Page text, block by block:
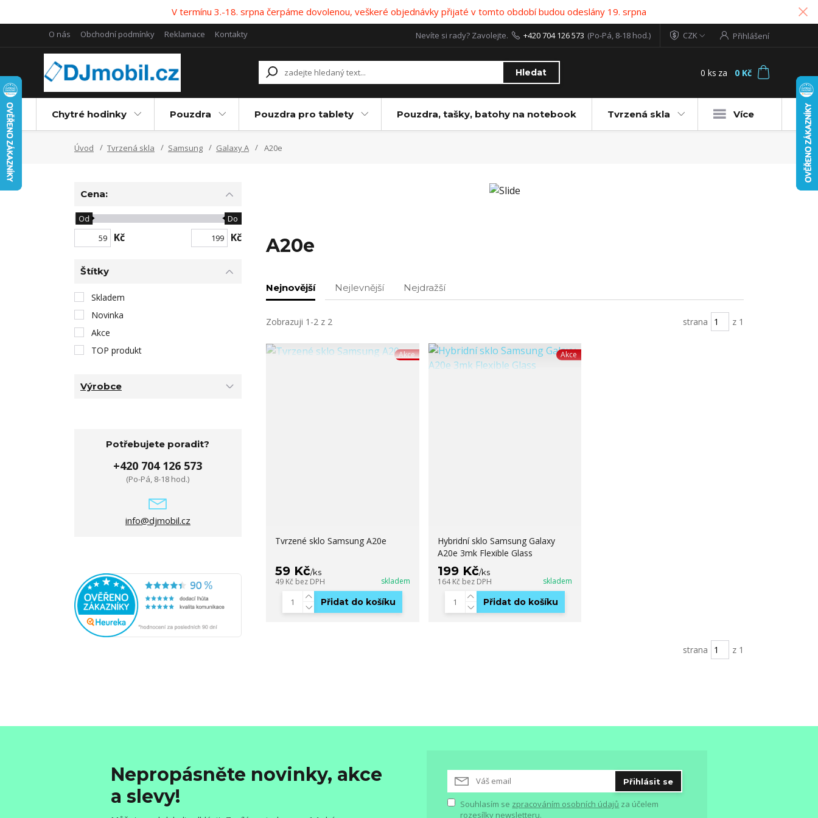
V termínu 3.-18. srpna čerpáme dovolenou, veškeré objednávky přijaté v tomto období budou odeslány 19. srpna
O nás Obchodní podmínky Reklamace Kontakty CZK Přihlášení
Hledat
Nevíte si rady? Zavolejte. +420 704 126 573 (Po-Pá, 8-18 hod.)
0 ks za 0 Kč
Chytré hodinky Pouzdra Pouzdra pro tablety Pouzdra, tašky, batohy na notebook Tvrzená skla Více
Úvod Tvrzená skla Samsung Galaxy A A20e
A20e
Nejnovější Nejlevnější Nejdražší
Zobrazuji 1-2 z 2 strana z 1
Akce
Tvrzené sklo Samsung A20e
59 Kč/ks
49 Kč bez DPH skladem
Přidat do košíku
Akce
Hybridní sklo Samsung Galaxy
A20e 3mk Flexible Glass
199 Kč/ks
164 Kč bez DPH skladem
Přidat do košíku
strana z 1
Cena:
Kč
Od Do
Kč
Štítky
Skladem
Novinka
Akce
TOP produkt
Výrobce
Potřebujete poradit?
+420 704 126 573
(Po-Pá, 8-18 hod.)
info@djmobil.cz
Nepropásněte novinky, akce
a slevy!
Přihlásit se
Souhlasím se zpracováním osobních údajů za účelem
rozesílky newsletteru.